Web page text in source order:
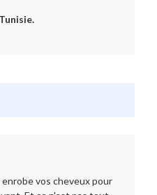
vos cheveux pour